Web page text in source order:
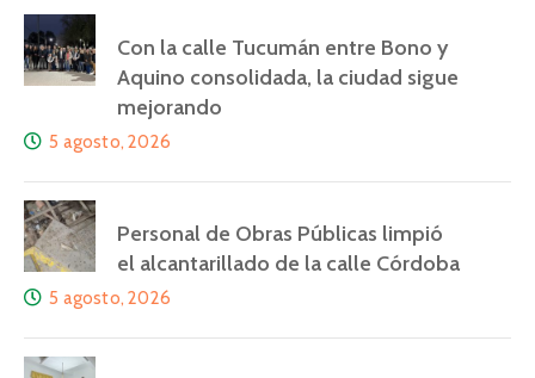
Con la calle Tucumán entre Bono y
Aquino consolidada, la ciudad sigue
mejorando
5 agosto, 2026
Personal de Obras Públicas limpió
el alcantarillado de la calle Córdoba
5 agosto, 2026